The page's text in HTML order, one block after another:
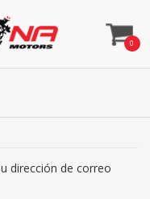
0
dirección de correo